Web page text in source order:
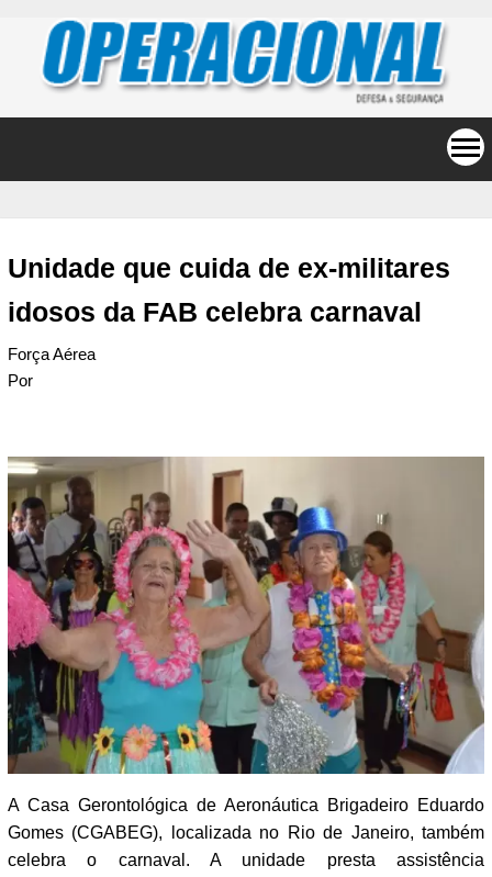
Unidade que cuida de ex-militares
idosos da FAB celebra carnaval
Força Aérea
Por
A Casa Gerontológica de Aeronáutica Brigadeiro Eduardo
Gomes (CGABEG), localizada no Rio de Janeiro, também
celebra o carnaval. A unidade presta assistência